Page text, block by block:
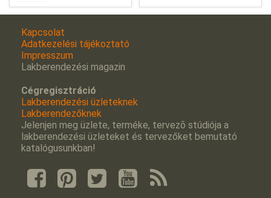
Kapcsolat
Adatkezelési tájékoztató
Impresszum
Lakberendezési magazin
Cégregisztráció
Lakberendezési üzleteknek
Lakberendezőknek
Jelenjen meg üzlete, terméke, tervezõ stúdiója a
lakberendezési üzleteket és tervezőket bemutató
katalógusunkban!